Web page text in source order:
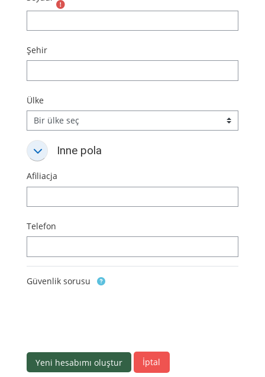
Şehir
Ülke
Inne pola
Inne polaInne pola
Afiliacja
Telefon
Güvenlik sorusu